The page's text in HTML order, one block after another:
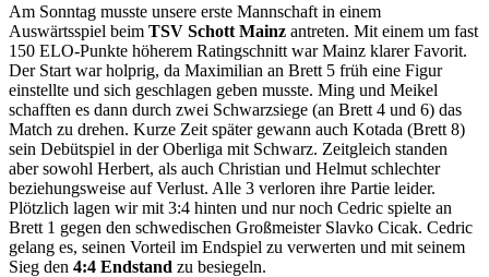
Am Sonntag musste unsere erste Mannschaft in einem
Auswärtsspiel beim TSV Schott Mainz antreten. Mit einem um fast
150 ELO-Punkte höherem Ratingschnitt war Mainz klarer Favorit.
Der Start war holprig, da Maximilian an Brett 5 früh eine Figur
einstellte und sich geschlagen geben musste. Ming und Meikel
schafften es dann durch zwei Schwarzsiege (an Brett 4 und 6) das
Match zu drehen. Kurze Zeit später gewann auch Kotada (Brett 8)
sein Debütspiel in der Oberliga mit Schwarz. Zeitgleich standen
aber sowohl Herbert, als auch Christian und Helmut schlechter
beziehungsweise auf Verlust. Alle 3 verloren ihre Partie leider.
Plötzlich lagen wir mit 3:4 hinten und nur noch Cedric spielte an
Brett 1 gegen den schwedischen Großmeister Slavko Cicak. Cedric
gelang es, seinen Vorteil im Endspiel zu verwerten und mit seinem
Sieg den 4:4 Endstand zu besiegeln.